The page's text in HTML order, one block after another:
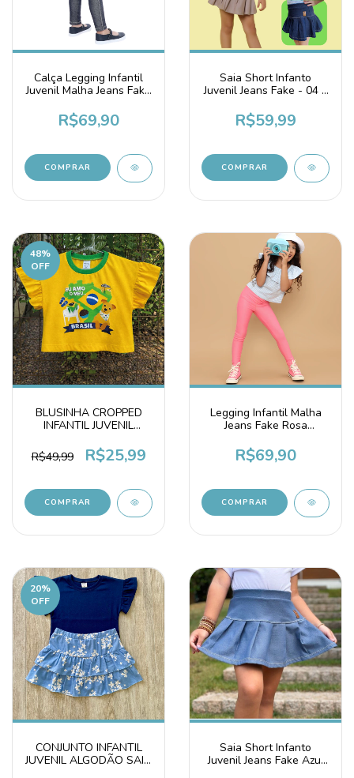
Calça Legging Infantil
Juvenil Malha Jeans Fake
R$69,90
COMPRAR
Saia Short Infanto
Juvenil Jeans Fake - 04 a
R$59,99
COMPRAR
48%
OFF
BLUSINHA CROPPED
INFANTIL JUVENIL
100% ALGODÃO
R$49,99 R$25,99
COMPRAR
Legging Infantil Malha
Jeans Fake Rosa
R$69,90
COMPRAR
20%
OFF
CONJUNTO INFANTIL
JUVENIL ALGODÃO SAIA
Saia Short Infanto
Juvenil Jeans Fake Azul